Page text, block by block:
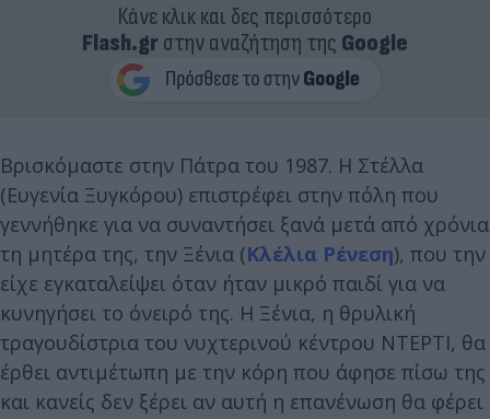
Κάνε κλικ και δες περισσότερο
Flash.grστην αναζήτηση της Google
Βρισκόμαστε στην Πάτρα του 1987. Η Στέλλα
(Ευγενία Ξυγκόρου) επιστρέφει στην πόλη που
γεννήθηκε για να συναντήσει ξανά μετά από χρόνια
τη μητέρα της, την Ξένια (Κλέλια Ρένεση), που την
είχε εγκαταλείψει όταν ήταν μικρό παιδί για να
κυνηγήσει το όνειρό της. Η Ξένια, η θρυλική
τραγουδίστρια του νυχτερινού κέντρου ΝΤΕΡΤΙ, θα
έρθει αντιμέτωπη με την κόρη που άφησε πίσω της
και κανείς δεν ξέρει αν αυτή η επανένωση θα φέρει